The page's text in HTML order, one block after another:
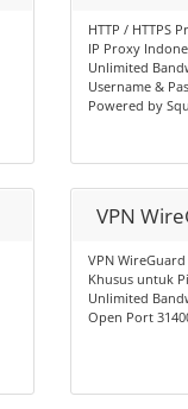
HTTP / HTTPS
IP Proxy
Unlimited
Username &
Powered by
VPN
VPN
Khusus untuk
Unlimited
Open Port